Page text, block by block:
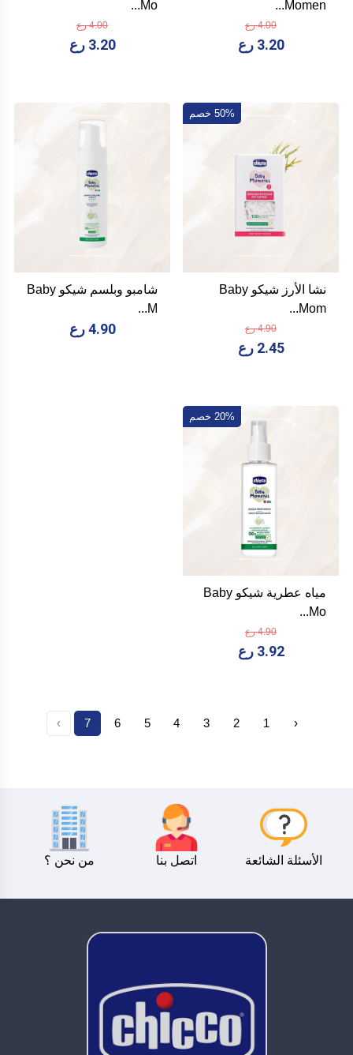
Momen...
4.00 رع
3.20 رع
Mo...
4.00 رع
3.20 رع
50% خصم
نشا الأرز شيكو Baby
Mom...
4.90 رع
2.45 رع
شامبو وبلسم شيكو Baby
M...
4.90 رع
20% خصم
مياه عطرية شيكو Baby
Mo...
4.90 رع
3.92 رع
‹
1
2
3
4
5
6
7
›
من نحن ؟ اتصل بنا الأسئلة الشائعة